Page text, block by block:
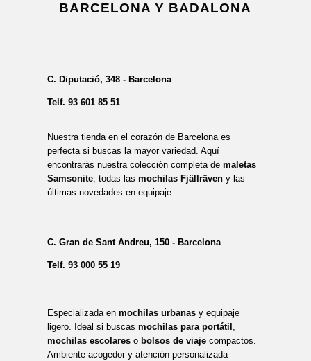
BARCELONA Y BADALONA
C. Diputació, 348 - Barcelona
Telf. 93 601 85 51
Nuestra tienda en el corazón de Barcelona es
perfecta si buscas la mayor variedad. Aquí
encontrarás nuestra colección completa de maletas
Samsonite, todas las mochilas Fjällräveny las
últimas novedades en equipaje.
C. Gran de Sant Andreu, 150 - Barcelona
Telf. 93 000 55 19
Especializada en mochilas urbanasy equipaje
ligero. Ideal si buscas mochilas para portátil ,
mochilas escolareso bolsos de viajecompactos.
Ambiente acogedor y atención personalizada